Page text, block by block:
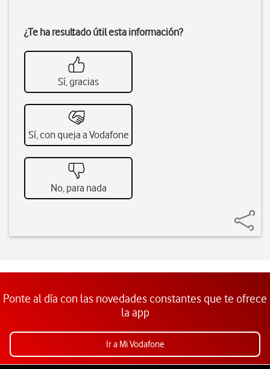
¿Te ha resultado útil esta información?
Sí, gracias
Sí, con queja a Vodafone
No, para nada
Ponte al día con las novedades constantes que te ofrece
la app
Ir a Mi Vodafone